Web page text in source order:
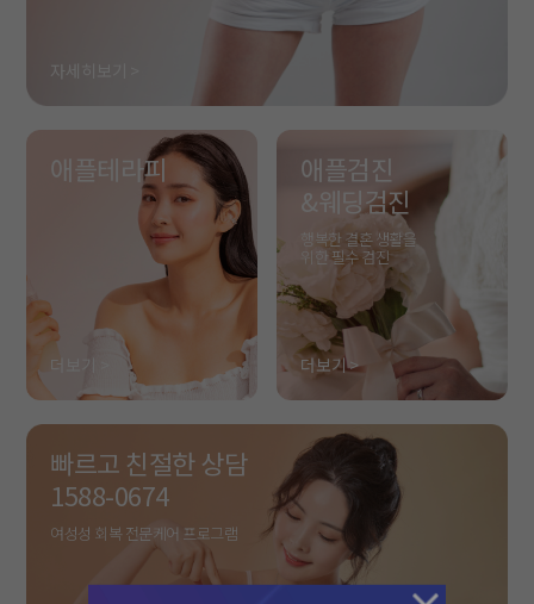
자세히보기 >
더보기 >
애플테라피
더보기 >
애플검진
&웨딩검진
행복한 결혼 생활을
위한 필수 검진
빠르고 친절한 상담
1588-0674
여성성 회복 전문케어 프로그램